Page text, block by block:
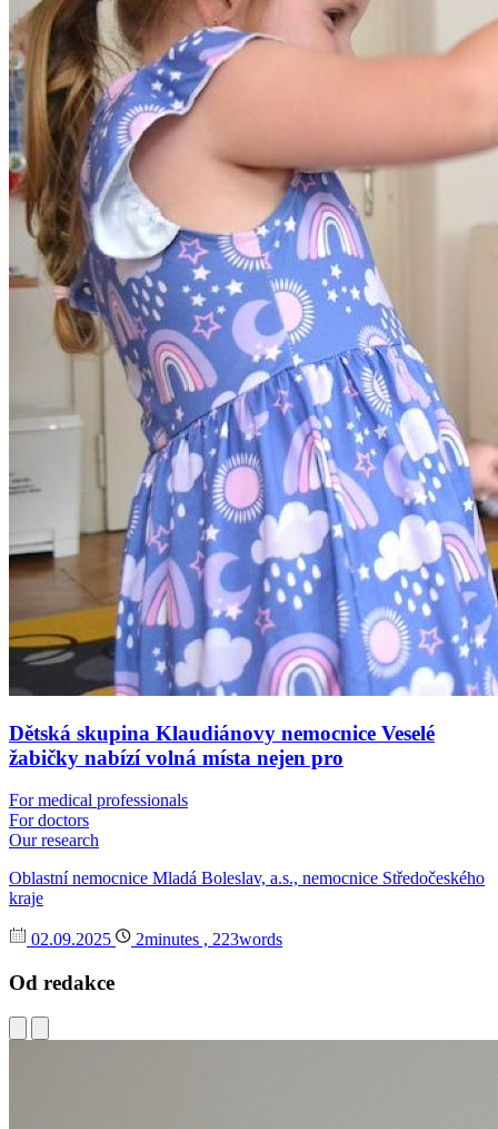
Dětská skupina Klaudiánovy nemocnice Veselé
žabičky nabízí volná místa nejen pro
For medical professionals
For doctors
Our research
Oblastní nemocnice Mladá Boleslav, a.s., nemocnice Středočeského
kraje
02.09.2025 2minutes , 223words
Od redakce